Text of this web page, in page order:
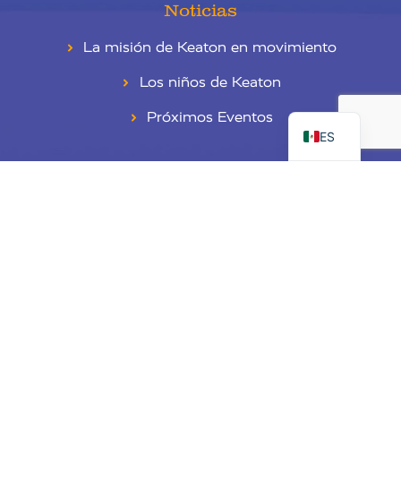
Noticias
La misión de Keaton en movimiento
Los niños de Keaton
Próximos Eventos
ES